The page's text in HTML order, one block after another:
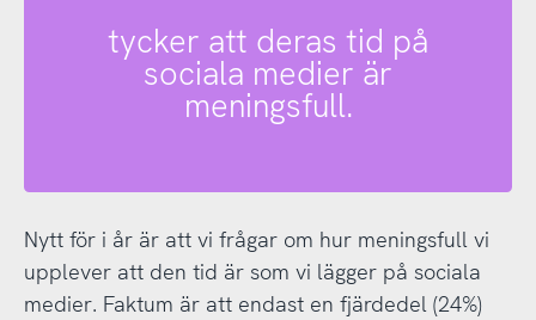
tycker att deras tid på
sociala medier är
meningsfull.
Nytt för i år är att vi frågar om hur meningsfull vi
upplever att den tid är som vi lägger på sociala
medier. Faktum är att endast en fjärdedel (24%)